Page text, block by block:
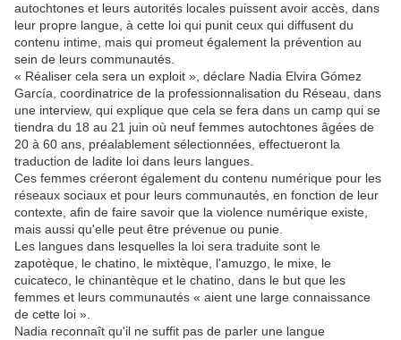
autochtones et leurs autorités locales puissent avoir accès, dans
leur propre langue, à cette loi qui punit ceux qui diffusent du
contenu intime, mais qui promeut également la prévention au
sein de leurs communautés.
« Réaliser cela sera un exploit », déclare Nadia Elvira Gómez
García, coordinatrice de la professionnalisation du Réseau, dans
une interview, qui explique que cela se fera dans un camp qui se
tiendra du 18 au 21 juin où neuf femmes autochtones âgées de
20 à 60 ans, préalablement sélectionnées, effectueront la
traduction de ladite loi dans leurs langues.
Ces femmes créeront également du contenu numérique pour les
réseaux sociaux et pour leurs communautés, en fonction de leur
contexte, afin de faire savoir que la violence numérique existe,
mais aussi qu'elle peut être prévenue ou punie.
Les langues dans lesquelles la loi sera traduite sont le
zapotèque, le chatino, le mixtèque, l'amuzgo, le mixe, le
cuicateco, le chinantèque et le chatino, dans le but que les
femmes et leurs communautés « aient une large connaissance
de cette loi ».
Nadia reconnaît qu'il ne suffit pas de parler une langue